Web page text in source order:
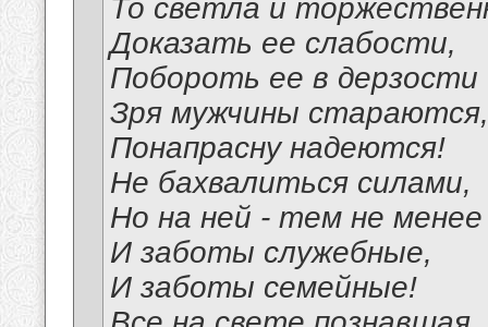
То светла и
Доказать ее слабости,
Побороть ее в дерзости
Зря мужчины стараются,
Понапрасну надеются!
Не бахвалиться силами,
Но на ней - тем не менее
И заботы служебные,
И заботы семейные!